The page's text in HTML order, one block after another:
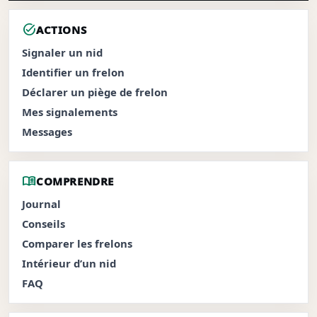
task_altACTIONS
Signaler un nid
Identifier un frelon
Déclarer un piège de frelon
Mes signalements
Messages
menu_bookCOMPRENDRE
Journal
Conseils
Comparer les frelons
Intérieur d’un nid
FAQ